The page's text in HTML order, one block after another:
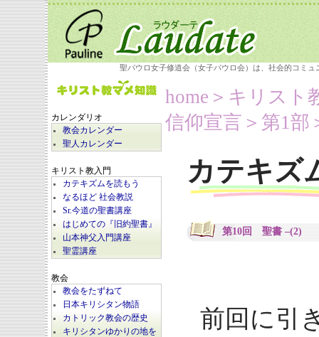
聖パウロ女子修道会（女子パウロ会）は、社会的コミ
カレンダリオ
教会カレンダー
聖人カレンダー
キリスト教入門
カテキズムを読もう
なるほど 社会教説
Sr.今道の聖書講座
はじめての『旧約聖書』
山本神父入門講座
聖霊講座
教会
教会をたずねて
日本キリシタン物語
カトリック教会の歴史
キリシタンゆかりの地を
home ＞キリスト
信仰宣言＞第1
カテキズ
第10回 聖書 –(2)
前回に引